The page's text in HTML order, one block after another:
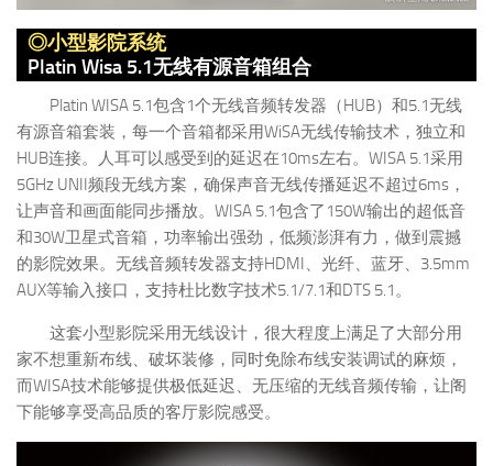
◎小型影院系统
Platin Wisa 5.1无线有源音箱组合
Platin WISA 5.1包含1个无线音频转发器（HUB）和5.1无线
有源音箱套装，每一个音箱都采用WiSA无线传输技术，独立和
HUB连接。人耳可以感受到的延迟在10ms左右。WISA 5.1采用
5GHz UNII频段无线方案，确保声音无线传播延迟不超过6ms，
让声音和画面能同步播放。WISA 5.1包含了150W输出的超低音
和30W卫星式音箱，功率输出强劲，低频澎湃有力，做到震撼
的影院效果。无线音频转发器支持HDMI、光纤、蓝牙、3.5mm
AUX等输入接口，支持杜比数字技术5.1/7.1和DTS 5.1。
这套小型影院采用无线设计，很大程度上满足了大部分用
家不想重新布线、破坏装修，同时免除布线安装调试的麻烦，
而WISA技术能够提供极低延迟、无压缩的无线音频传输，让阁
下能够享受高品质的客厅影院感受。